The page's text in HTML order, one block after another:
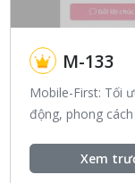
M-133
Mobile-First: Tối
động, phong
Xem